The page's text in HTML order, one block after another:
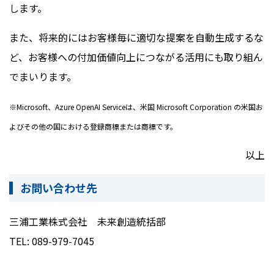
します。
また、将来的にはお客様毎に適切な提案を自動生成するな
ど、お客様への付加価値向上につながる活用にも取り組ん
でまいります。
※Microsoft、Azure OpenAI Serviceは、米国 Microsoft Corporation の米国お
よびその他の国における登録商標または商標です。
以上
お問い合わせ先
三浦工業株式会社 未来創造統括部
TEL: 089-979-7045